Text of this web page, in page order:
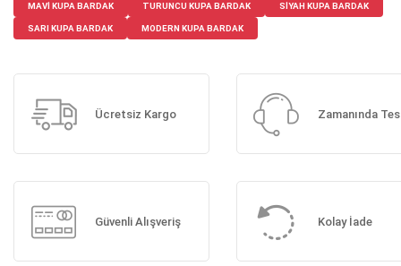
MAVI KUPA BARDAK TURUNCU KUPA BARDAK SIYAH KUPA BARDAK
SARI KUPA BARDAK MODERN KUPA BARDAK
Ücretsiz Kargo Zamanında
Güvenli Alışveriş Kolay İade